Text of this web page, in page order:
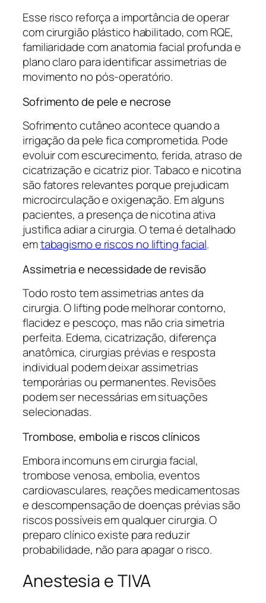
Esse risco reforça a importância de operar
com cirurgião plástico habilitado, com RQE,
familiaridade com anatomia facial profunda e
plano claro para identificar assimetrias de
movimento no pós-operatório.
Sofrimento de pele e necrose
Sofrimento cutâneo acontece quando a
irrigação da pele fica comprometida. Pode
evoluir com escurecimento, ferida, atraso de
cicatrização e cicatriz pior. Tabaco e nicotina
são fatores relevantes porque prejudicam
microcirculação e oxigenação. Em alguns
pacientes, a presença de nicotina ativa
justifica adiar a cirurgia. O tema é detalhado
emtabagismo e riscos no lifting facial.
Assimetria e necessidade de revisão
Todo rosto tem assimetrias antes da
cirurgia. O lifting pode melhorar contorno,
flacidez e pescoço, mas não cria simetria
perfeita. Edema, cicatrização, diferença
anatômica, cirurgias prévias e resposta
individual podem deixar assimetrias
temporárias ou permanentes. Revisões
podem ser necessárias em situações
selecionadas.
Trombose, embolia e riscos clínicos
Embora incomuns em cirurgia facial,
trombose venosa, embolia, eventos
cardiovasculares, reações medicamentosas
e descompensação de doenças prévias são
riscos possíveis em qualquer cirurgia. O
preparo clínico existe para reduzir
probabilidade, não para apagar o risco.
Anestesia e TIVA